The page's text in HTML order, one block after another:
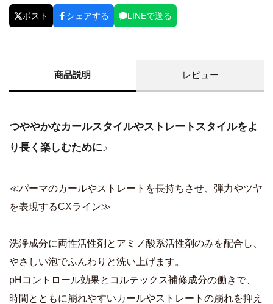
ポスト シェアする LINEで送る
商品説明 レビュー
つややかなカールスタイルやストレートスタイルをよ
り長く楽しむために♪
≪パーマのカールやストレートを長持ちさせ、弾力やツヤ
を表現するCXライン≫
洗浄成分に両性活性剤とアミノ酸系活性剤のみを配合し、
やさしい泡でふんわりと洗い上げます。
pHコントロール効果とコルテックス補修成分の働きで、
時間とともに崩れやすいカールやストレートの崩れを抑え